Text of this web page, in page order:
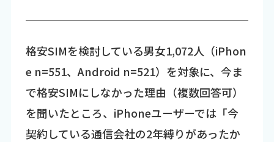
格安SIMを検討している男女1,072人（iPhon
e n=551、Android n=521）を対象に、今ま
で格安SIMにしなかった理由（複数回答可）
を聞いたところ、iPhoneユーザーでは「今
契約している通信会社の2年縛りがあったか